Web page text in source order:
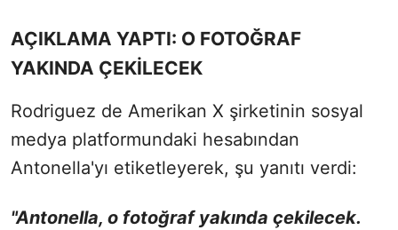
AÇIKLAMA YAPTI: O FOTOĞRAF
YAKINDA ÇEKİLECEK
Rodriguez de Amerikan X şirketinin sosyal
medya platformundaki hesabından
Antonella'yı etiketleyerek, şu yanıtı verdi:
"Antonella, o fotoğraf yakında çekilecek.